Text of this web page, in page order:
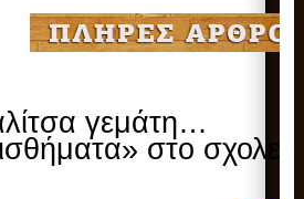
γεμάτη…
στο σχολείο